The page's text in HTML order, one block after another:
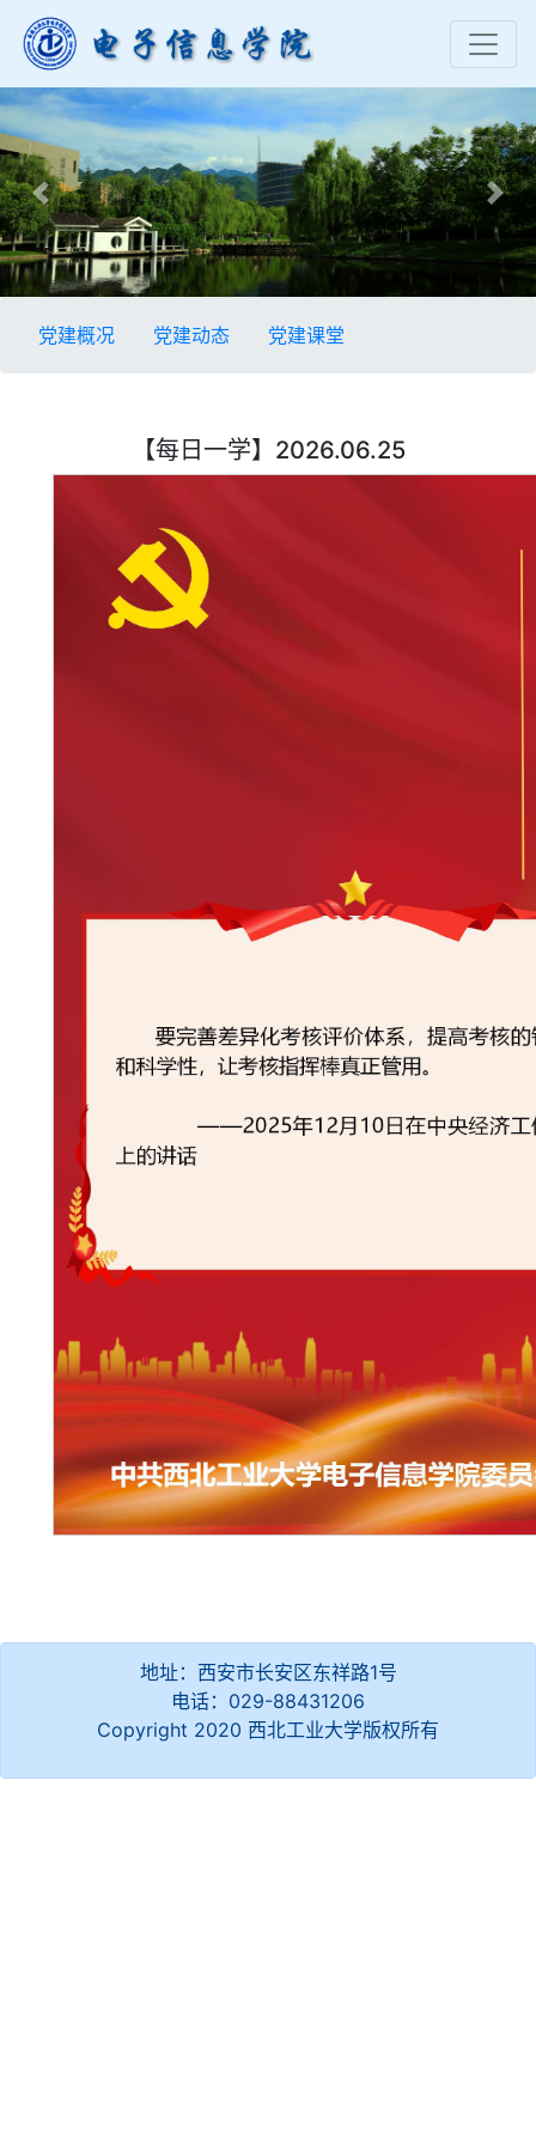
Previous Next
党建概况 党建动态 党建课堂
【每日一学】2026.06.25
地址：西安市长安区东祥路1号
电话：029-88431206
Copyright 2020 西北工业大学版权所有